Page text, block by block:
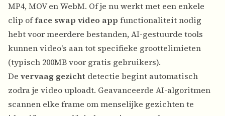
MP4, MOV en WebM. Of je nu werkt met een enkele
clip offace swap video app functionaliteit nodig
hebt voor meerdere bestanden, AI-gestuurde tools
kunnen video's aan tot specifieke groottelimieten
(typisch 200MB voor gratis gebruikers).
De vervaag gezicht detectie begint automatisch
zodra je video uploadt. Geavanceerde AI-algoritmen
scannen elke frame om menselijke gezichten te